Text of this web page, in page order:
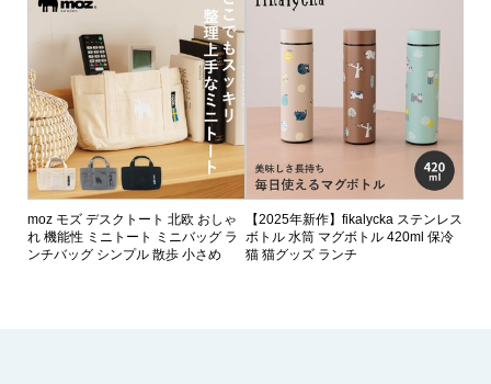
moz モズ デスクトート 北欧 おしゃ
れ 機能性 ミニトート ミニバッグ ラ
ンチバッグ シンプル 散歩 小さめ
【2025年新作】fikalycka ステンレス
ボトル 水筒 マグボトル 420ml 保冷
猫 猫グッズ ランチ